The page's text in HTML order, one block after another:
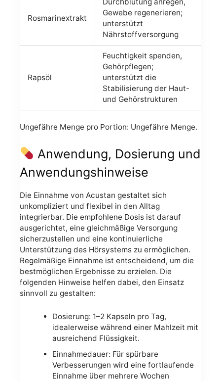
Rosmarinextrakt
Gewebe regenerieren;
unterstützt
Nährstoffversorgung
Rapsöl
Feuchtigkeit spenden,
Gehörpflegen;
unterstützt die
Stabilisierung der Haut-
und Gehörstrukturen
Ungefähre Menge pro Portion: Ungefähre Menge.
Anwendung, Dosierung und
Anwendungshinweise
Die Einnahme von Acustan gestaltet sich
unkompliziert und flexibel in den Alltag
integrierbar. Die empfohlene Dosis ist darauf
ausgerichtet, eine gleichmäßige Versorgung
sicherzustellen und eine kontinuierliche
Unterstützung des Hörsystems zu ermöglichen.
Regelmäßige Einnahme ist entscheidend, um die
bestmöglichen Ergebnisse zu erzielen. Die
folgenden Hinweise helfen dabei, den Einsatz
sinnvoll zu gestalten:
Dosierung: 1–2 Kapseln pro Tag,
idealerweise während einer Mahlzeit mit
ausreichend Flüssigkeit.
Einnahmedauer: Für spürbare
Verbesserungen wird eine fortlaufende
Einnahme über mehrere Wochen